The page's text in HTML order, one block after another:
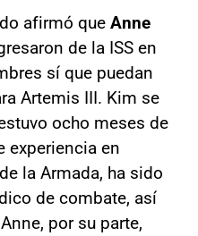
afirmó que Anne
de la ISS en
sí que puedan
Artemis III. Kim se
ocho meses de
experiencia en
la Armada, ha sido
de combate, así
por su parte,